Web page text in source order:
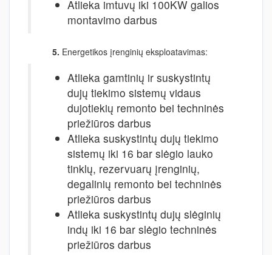
Atlieka imtuvų iki 100KW galios
montavimo darbus
5. Energetikos įrenginių eksploatavimas:
Atlieka gamtinių ir suskystintų
dujų tiekimo sistemų vidaus
dujotiekių remonto bei techninės
priežiūros darbus
Atlieka suskystintų dujų tiekimo
sistemų iki 16 bar slėgio lauko
tinklų, rezervuarų įrenginių,
degalinių remonto bei techninės
priežiūros darbus
Atlieka suskystintų dujų slėginių
indų iki 16 bar slėgio techninės
priežiūros darbus